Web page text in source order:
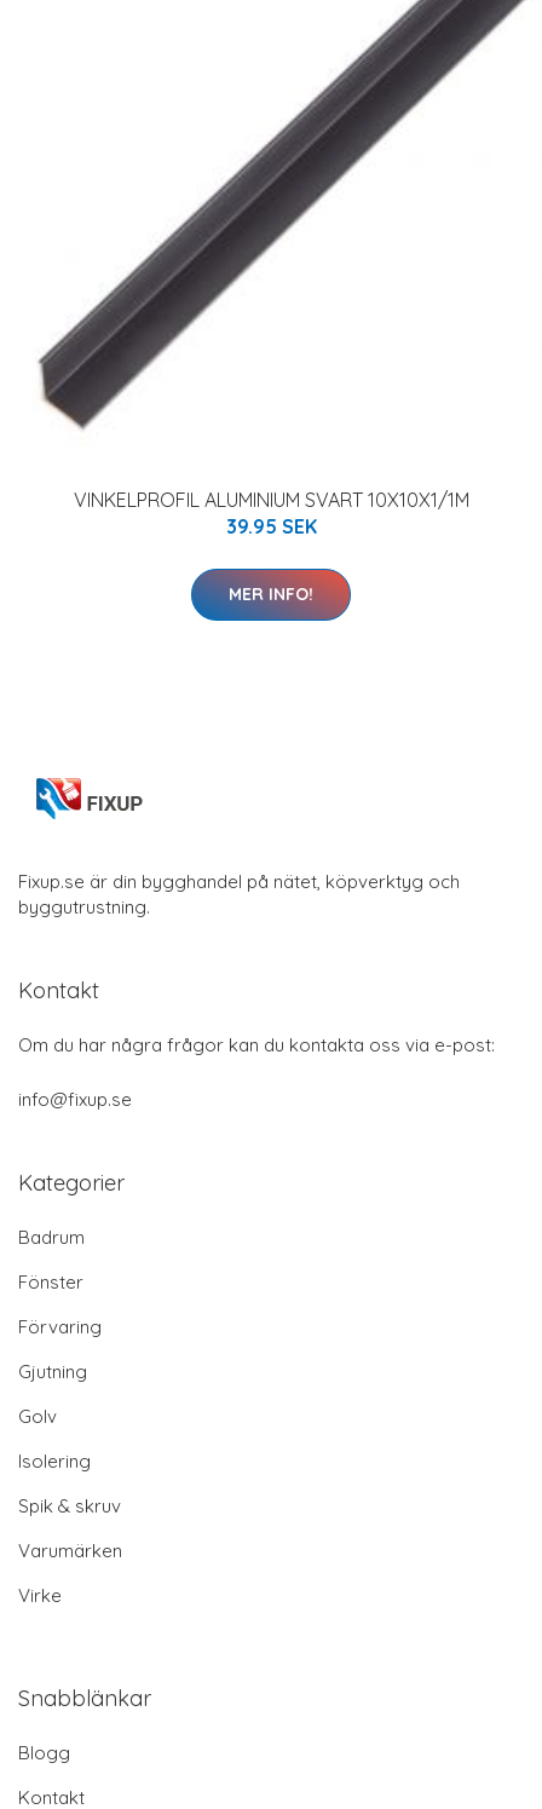
VINKELPROFIL ALUMINIUM SVART 10X10X1/1M
39.95 SEK
MER INFO!
Fixup.se är din bygghandel på nätet, köpverktyg och
byggutrustning.
Kontakt
Om du har några frågor kan du kontakta oss via e-post:
info@fixup.se
Kategorier
Badrum
Fönster
Förvaring
Gjutning
Golv
Isolering
Spik & skruv
Varumärken
Virke
Snabblänkar
Blogg
Kontakt